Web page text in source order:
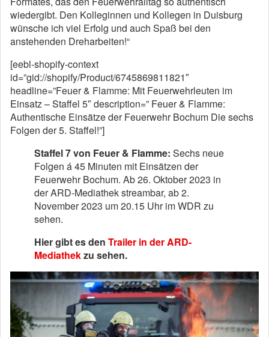
wiedergibt. Den Kolleginnen und Kollegen in Duisburg
wünsche ich viel Erfolg und auch Spaß bei den
anstehenden Dreharbeiten!“
[eebl-shopify-context
id=”gid://shopify/Product/6745869811821″
headline=”Feuer & Flamme: Mit Feuerwehrleuten im
Einsatz – Staffel 5″ description=” Feuer & Flamme:
Authentische Einsätze der Feuerwehr Bochum Die sechs
Folgen der 5. Staffel!”]
Staffel 7 von Feuer & Flamme: Sechs neue
Folgen á 45 Minuten mit Einsätzen der
Feuerwehr Bochum. Ab 26. Oktober 2023 in
der ARD-Mediathek streambar, ab 2.
November 2023 um 20.15 Uhr im WDR zu
sehen.
Hier gibt es den Trailer in der ARD-
Mediathekzu sehen.